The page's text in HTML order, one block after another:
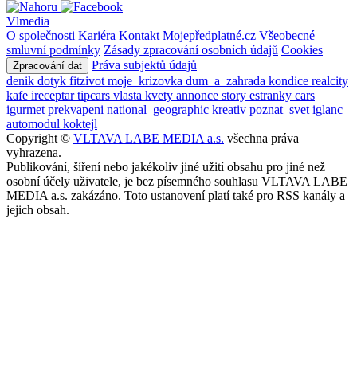
Vlmedia
O společnosti Kariéra Kontakt Mojepředplatné.cz Všeobecné
smluvní podmínky Zásady zpracování osobních údajů Cookies
Zpracování dat
Práva subjektů údajů
denik dotyk fitzivot moje_krizovka dum_a_zahrada kondice realcity
kafe ireceptartipcars vlasta kvety annonce story estranky cars
igurmet prekvapeni national_geographic kreativ poznat_svet iglanc
automodul koktejl
Copyright © VLTAVA LABE MEDIA a.s. všechna práva
vyhrazena.
Publikování, šíření nebo jakékoliv jiné užití obsahu pro jiné než
osobní účely uživatele, je bez písemného souhlasu VLTAVA LABE
MEDIA a.s. zakázáno. Toto ustanovení platí také pro RSS kanály a
jejich obsah.